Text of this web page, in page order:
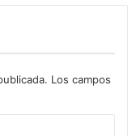
Los campos